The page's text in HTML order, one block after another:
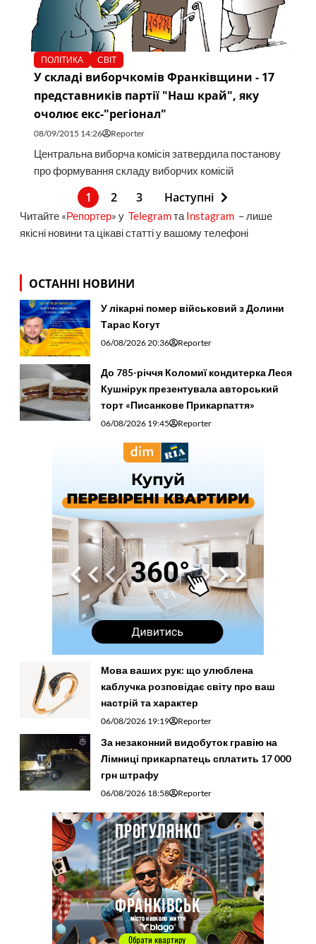
ПОЛІТИКА СВІТ
У складі виборчкомів Франківщини - 17
представників партії "Наш край", яку
очолює екс-"регіонал"
08/09/2015 14:26 Reporter
Центральна виборча комісія затвердила постанову
про формування складу виборчих комісій
1 2 3 Наступні
Читайте «Репортер» у Telegramта Instagram– лише
якісні новини та цікаві статті у вашому телефоні
ОСТАННІ НОВИНИ
У лікарні помер військовий з Долини
Тарас Когут
06/08/2026 20:36 Reporter
До 785-річчя Коломиї кондитерка Леся
Кушнірук презентувала авторський
торт «Писанкове Прикарпаття»
06/08/2026 19:45 Reporter
Мова ваших рук: що улюблена
каблучка розповідає світу про ваш
настрій та характер
06/08/2026 19:19 Reporter
За незаконний видобуток гравію на
Лімниці прикарпатець сплатить 17 000
грн штрафу
06/08/2026 18:58 Reporter